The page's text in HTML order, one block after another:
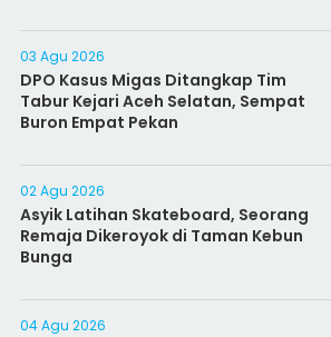
03 Agu 2026
DPO Kasus Migas Ditangkap Tim
Tabur Kejari Aceh Selatan, Sempat
Buron Empat Pekan
02 Agu 2026
Asyik Latihan Skateboard, Seorang
Remaja Dikeroyok di Taman Kebun
Bunga
04 Agu 2026